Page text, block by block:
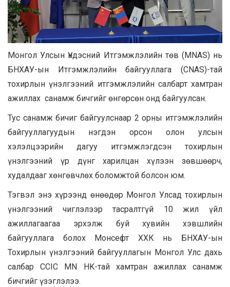
Монгол Улсын Үндэсний Итгэмжлэлийн төв (MNAS) нь
БНХАУ-ын Итгэмжлэлийн байгууллагa (CNAS)-тай
тохирлын үнэлгээний итгэмжлэлийн салбарт хамтран
ажиллах санамж бичгийг өнгөрсөн онд байгуулсан.
Тус санамж бичиг байгуулснаар 2 орны итгэмжлэлийн
байгууллагуудын нэгдэн орсон олон улсын
хэлэлцээрийн дагуу итгэмжлэгдсэн тохирлын
үнэлгээний үр дүнг харилцан хүлээн зөвшөөрч,
худалдааг хөнгөвчлөх боломжтой болсон юм.
Тэгвэл энэ хүрээнд өнөөдөр Монгол Улсад тохирлын
үнэлгээний чиглэлээр тасралтгүй 10 жил үйл
ажиллагаагаа эрхэлж буй хувийн хэвшлийн
байгууллага болох Монсефт ХХК нь БНХАУ-ын
Тохирлын үнэлгээний байгууллагын Монгол Улс дахь
салбар CCIC MN HK-тай хамтран ажиллах санамж
бичгийг үзэглэлээ.